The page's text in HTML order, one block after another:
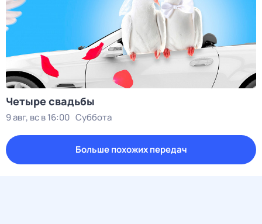
Четыре свадьбы
9 авг, вс в 16:00 Суббота
Больше похожих передач